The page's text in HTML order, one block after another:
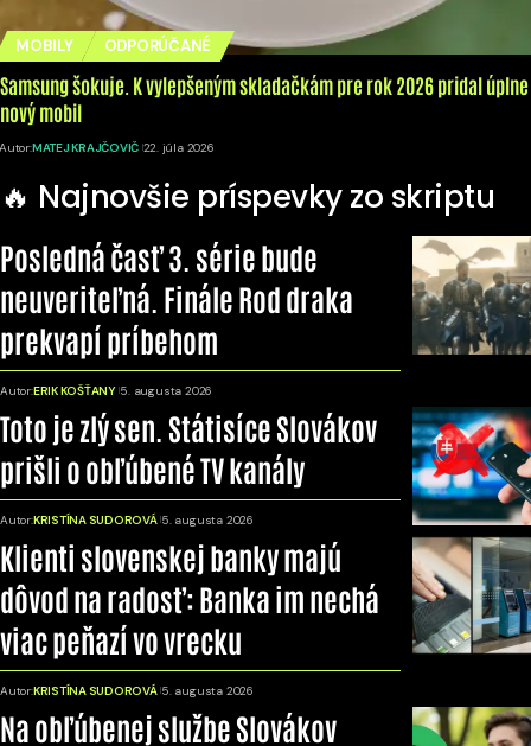
MOBILY ODPORÚČANÉ
Samsung šokuje. K vylepšeným skladačkám pre rok 2026 pridal úplne
nový mobil
Autor:MATEJ KRAJČOVIČ 22. júla 2026
🔥 Najnovšie príspevky zo skriptu
Posledná časť 3. série bude
neuveriteľná. Finále Rod draka
prekvapí príbehom
Autor:ERIK KOŠŤANY 5. augusta 2026
Toto je zlý sen. Státisíce Slovákov
prišli o obľúbené TV kanály
Autor:KRISTÍNA SUDOROVÁ 5. augusta 2026
Klienti slovenskej banky majú
dôvod na radosť: Banka im nechá
viac peňazí vo vrecku
Autor:KRISTÍNA SUDOROVÁ 5. augusta 2026
Na obľúbenej službe Slovákov